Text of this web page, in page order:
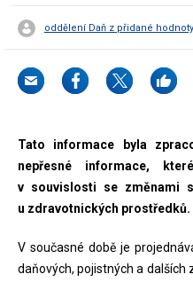
oddělení Daň z přidané hodnoty
Tato informace byla
nepřesné informace,
v souvislosti se změnami
u zdravotnických prostředků.
V současné době je
daňových, pojistných a dalších